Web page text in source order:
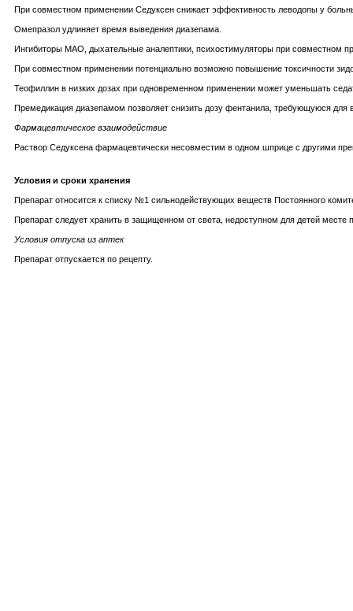
При совместном применении Седуксен снижает эффективность леводопы у
Омепразол удлиняет время выведения диазепама.
Ингибиторы МАО, дыхательные аналептики, психостимуляторы при совместном
При совместном применении потенциально возможно повышение токсичности
Теофиллин в низких дозах при одновременном применении может уменьшать
Премедикация диазепамом позволяет снизить дозу фентанила, требующуюся
Фармацевтическое взаимодействие
Раствор Седуксена фармацевтически несовместим в одном шприце с другими
Условия и сроки хранения
Препарат относится к списку №1 сильнодействующих веществ Постоянного
Препарат следует хранить в защищенном от света, недоступном для детей месте
Условия отпуска из аптек
Препарат отпускается по рецепту.